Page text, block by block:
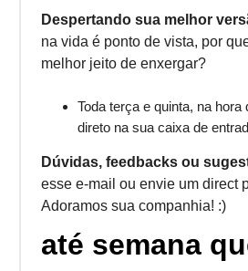
Despertando sua melhor
na vida é ponto de vista, por
melhor jeito de enxergar?
Toda terça e quinta, na hora
direto na sua caixa de
Dúvidas, feedbacks ou
esse e-mail ou envie um direct
Adoramos sua companhia! :)
até semana